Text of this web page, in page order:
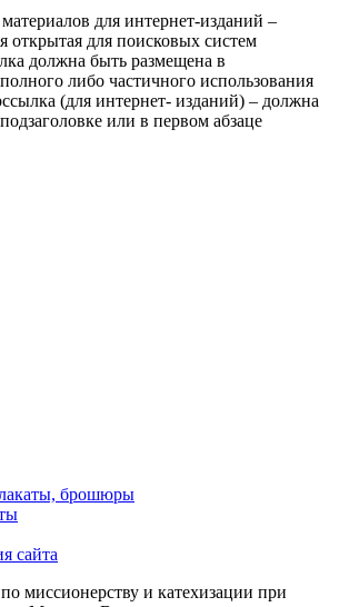
для интернет-изданий –
открытая для поисковых систем
должна быть размещена в
либо частичного использования
(для интернет- изданий) – должна
или в первом абзаце
брошюры
сайта
миссионерству и катехизации при